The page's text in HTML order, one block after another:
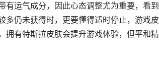
运气成分，因此心态调整尤为重要，看
多仍未获得时，更要懂得适时停止，游戏
拥有特斯拉皮肤会提升游戏体验，但平和